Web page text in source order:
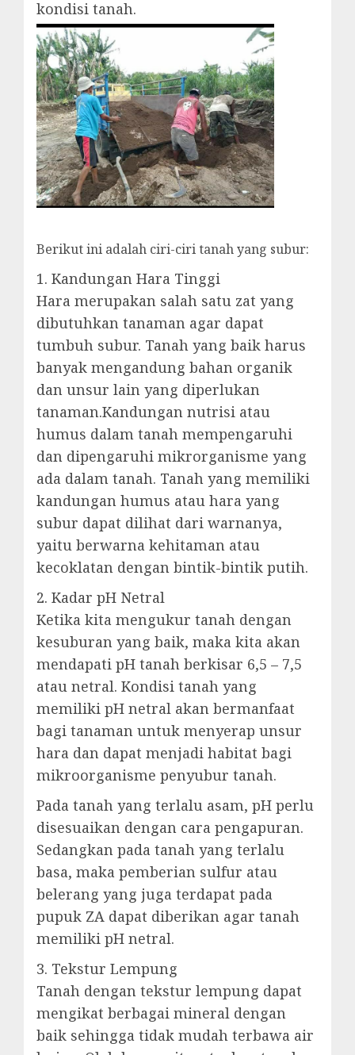
kondisi tanah.
Berikut ini adalah ciri-ciri tanah yang subur:
1. Kandungan Hara Tinggi
Hara merupakan salah satu zat yang
dibutuhkan tanaman agar dapat
tumbuh subur. Tanah yang baik harus
banyak mengandung bahan organik
dan unsur lain yang diperlukan
tanaman.Kandungan nutrisi atau
humus dalam tanah mempengaruhi
dan dipengaruhi mikrorganisme yang
ada dalam tanah. Tanah yang memiliki
kandungan humus atau hara yang
subur dapat dilihat dari warnanya,
yaitu berwarna kehitaman atau
kecoklatan dengan bintik-bintik putih.
2. Kadar pH Netral
Ketika kita mengukur tanah dengan
kesuburan yang baik, maka kita akan
mendapati pH tanah berkisar 6,5 – 7,5
atau netral. Kondisi tanah yang
memiliki pH netral akan bermanfaat
bagi tanaman untuk menyerap unsur
hara dan dapat menjadi habitat bagi
mikroorganisme penyubur tanah.
Pada tanah yang terlalu asam, pH perlu
disesuaikan dengan cara pengapuran.
Sedangkan pada tanah yang terlalu
basa, maka pemberian sulfur atau
belerang yang juga terdapat pada
pupuk ZA dapat diberikan agar tanah
memiliki pH netral.
3. Tekstur Lempung
Tanah dengan tekstur lempung dapat
mengikat berbagai mineral dengan
baik sehingga tidak mudah terbawa air